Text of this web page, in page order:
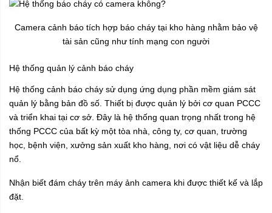
Camera cảnh báo tích hợp báo cháy tại kho hàng nhằm bảo vệ
tài sản cũng như tính mạng con người
Hệ thống quản lý cảnh báo cháy
Hệ thống cảnh báo cháy sử dụng ứng dụng phần mềm giám sát
quản lý bằng bản đồ số. Thiết bị được quản lý bởi cơ quan PCCC
và triển khai tại cơ sở. Đây là hệ thống quan trọng nhất trong hệ
thống PCCC của bất kỳ một tòa nhà, công ty, cơ quan, trường
học, bệnh viện, xưởng sản xuất kho hàng, nơi có vật liệu dễ cháy
nổ.
Nhận biết đám cháy trên máy ảnh camera khi được thiết kế và lắp
đặt.